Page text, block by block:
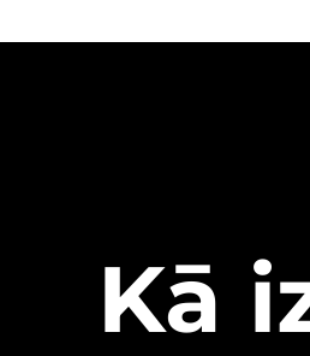
Kā